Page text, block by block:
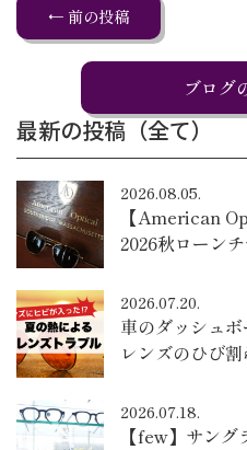
← 前の投稿
ブログ
最新の投稿（全て）
2026.08.05.
【American
2026秋ローン
2026.07.20.
車のダッシュ
レンズのひび
2026.07.18.
【few】サン